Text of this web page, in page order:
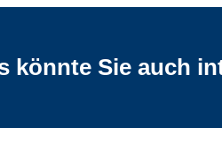
könnte Sie auch